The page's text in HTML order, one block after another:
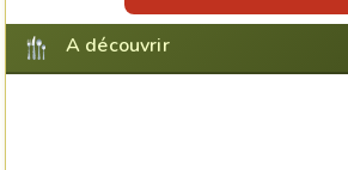
A découvrir